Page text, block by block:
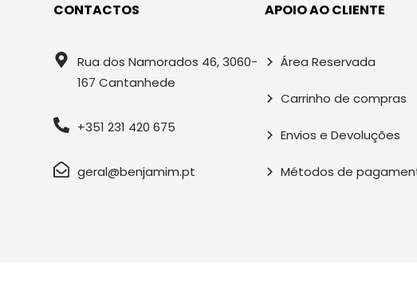
CONTACTOS
Rua dos Namorados 46, 3060-
167 Cantanhede
+351 231 420 675
geral@benjamim.pt
APOIO AO CLIENTE
Área Reservada
Carrinho de compras
Envios e Devoluções
Métodos de